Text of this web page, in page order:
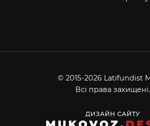
© 2015-2026 Latifundist
Всі права захищені.